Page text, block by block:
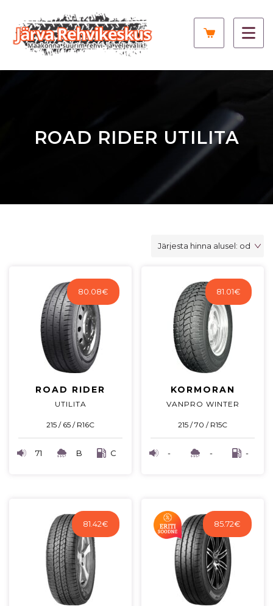
ROAD RIDER UTILITA
80.08€
ROAD RIDER
UTILITA
215 / 65 / R16C
71 B C
81.01€
KORMORAN
VANPRO WINTER
215 / 70 / R15C
- - -
81.42€ 85.72€